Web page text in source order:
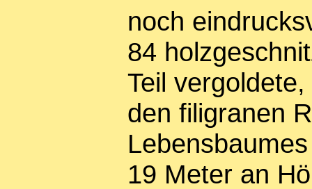
noch
84
Teil
den filigranen
19 Meter an